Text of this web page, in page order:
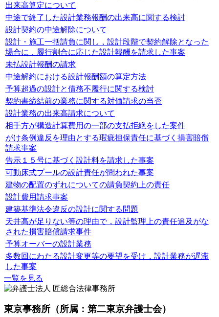
出来高算定について
中途で終了した設計業務報酬の出来高に関する検討
設計契約の中途解除について
設計・施工一括請負に関し，設計段階で契約解除となった
場合に，履行割合に応じた設計報酬を請求した事案
未払設計報酬の請求
中途解約における設計報酬額の算定方法
予算超過の設計と債務不履行に関する検討
契約書締結前の業務に関する対価請求の当否
設計業務の出来高請求について
相手方が構造計算費用の一部の支払拒絶をした案件
がけ条例違反を理由とする瑕疵担保責任に基づく損害賠償
請求事案
告示１５号に基づく設計料を請求した事案
可動床式プールの設計責任が問われた事案
建物の配置のずれについての請負契約上の責任
設計費用請求事案
建築基準法令違反の設計に関する問題
天井高が足りない等の理由で，設計監理上の責任追及がな
された損害賠償請求事件
予算オーバーの設計業務
多数回にわたる設計変更等の要望を受け，設計業務が遅滞
した事案
一覧を見る
東京事務所 （所属：第二東京弁護士会）